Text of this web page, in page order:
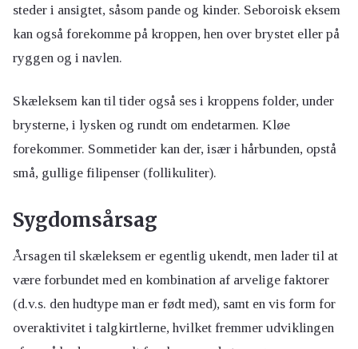
steder i ansigtet, såsom pande og kinder. Seboroisk eksem
kan også forekomme på kroppen, hen over brystet eller på
ryggen og i navlen.
Skæleksem kan til tider også ses i kroppens folder, under
brysterne, i lysken og rundt om endetarmen. Kløe
forekommer. Sommetider kan der, især i hårbunden, opstå
små, gullige filipenser (follikuliter).
Sygdomsårsag
Årsagen til skæleksem er egentlig ukendt, men lader til at
være forbundet med en kombination af arvelige faktorer
(d.v.s. den hudtype man er født med), samt en vis form for
overaktivitet i talgkirtlerne, hvilket fremmer udviklingen